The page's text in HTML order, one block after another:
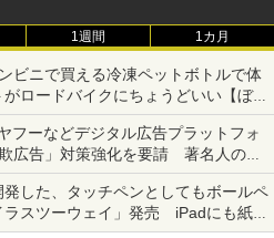
1週間 1カ月
ビニで買える冷凍ペットボトルで体
ロードバイクにちょうどいい【ぼっ
空いた時間でなにしてる？】
フーなどデジタル広告プラットフォ
広告」対策強化を要請 著名人の写
どへの対策として
した、タッチペンとしてもボールペ
スツーウェイ」発売 iPadにも紙に
る